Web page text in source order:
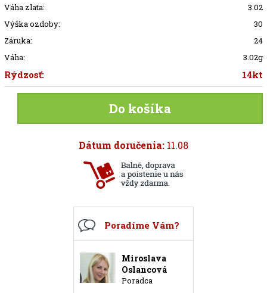
Váha zlata:
3.02
Výška ozdoby:
30
Záruka:
24
Váha:
3.02g
Rýdzosť: 14kt
Do košíka
Dátum doručenia: 11.08
Poradíme Vám?
Miroslava
Oslancová
Poradca